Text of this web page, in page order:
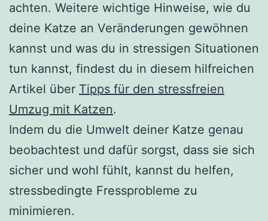
achten. Weitere wichtige Hinweise, wie du
deine Katze an Veränderungen gewöhnen
kannst und was du in stressigen Situationen
tun kannst, findest du in diesem hilfreichen
Artikel über Tipps für den stressfreien
Umzug mit Katzen.
Indem du die Umwelt deiner Katze genau
beobachtest und dafür sorgst, dass sie sich
sicher und wohl fühlt, kannst du helfen,
stressbedingte Fressprobleme zu
minimieren.